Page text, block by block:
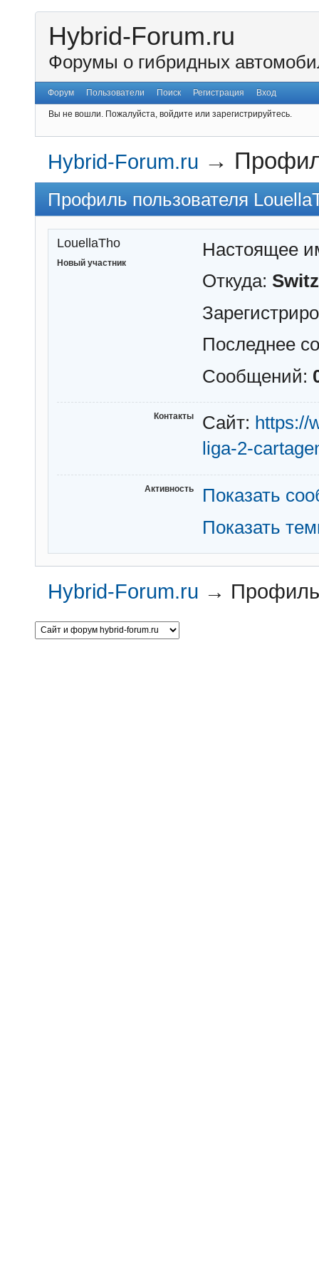
Hybrid-Forum.ru
Форумы о гибридных
Форум Пользователи Поиск Регистрация Вход
Вы не вошли. Пожалуйста, войдите или зарегистрируйтесь.
Hybrid-Forum.ru →
Профиль пользователя
LouellaTho
Новый участник
Настоящее
Откуда:
Последнее
Сообщений:
Контакты Сайт: https://
liga-2-
Активность
Показать
Показать
Hybrid-Forum.ru → Профиль